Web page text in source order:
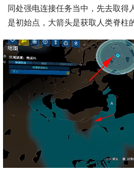
同处强电连接任务当中，先去取得
是初始点，大箭头是获取人类脊柱